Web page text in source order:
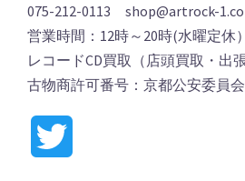
075-212-0113 shop@artrock-
営業時間：12時～20時(水曜定休）
レコードCD買取（店頭買取・出
古物商許可番号：京都公安委員